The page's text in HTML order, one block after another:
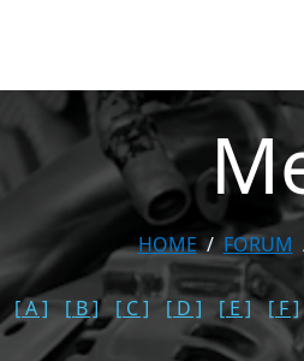
HOME FORUM
[ A ] [ B ] [ C ] [ D ] [ E ] [ F ]